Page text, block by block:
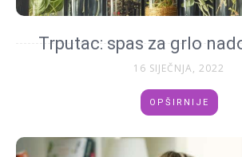
Trputac: spas za grlo
16 SIJEČNJA, 2022
OPŠIRNIJE